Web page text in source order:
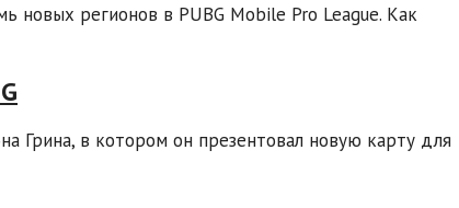
новых регионов в PUBG Mobile Pro League. Как
Грина, в котором он презентовал новую карту для